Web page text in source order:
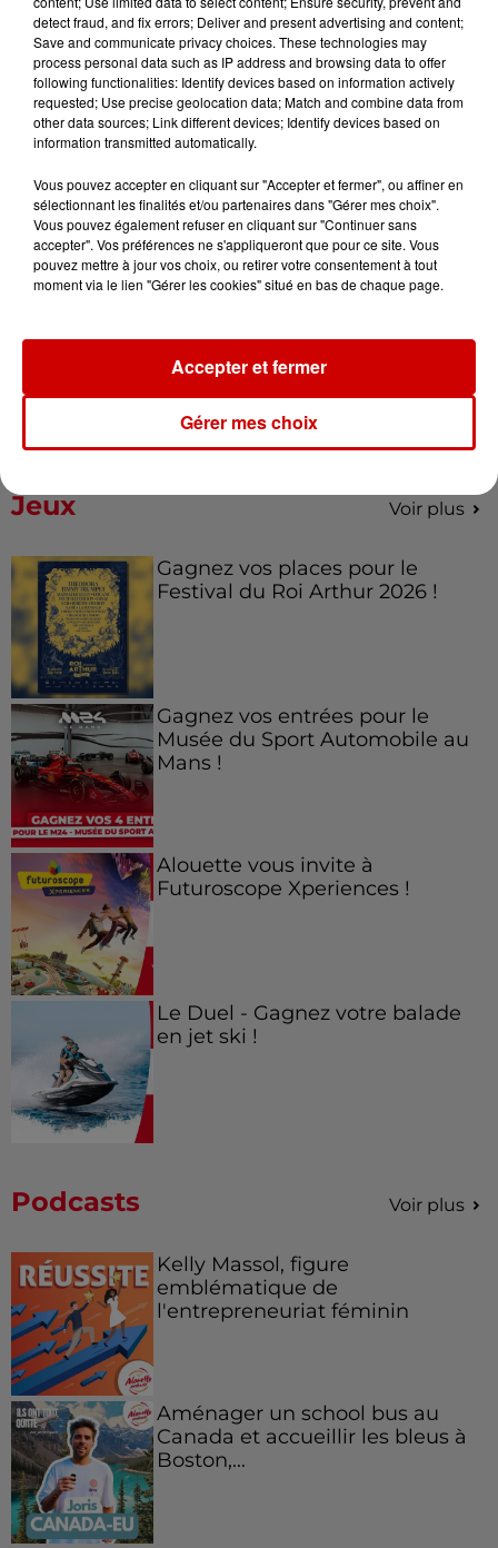
6 août 2026
Vendre un chiot en animalerie
peut coûter très cher
Invasion de physalies sur des
plages du Sud-Ouest
À LA UNE : affaire Manon
Relandeau, musée cambriolé et
Amel Bent en...
Jeux Voir plus
Gagnez vos places pour le
Festival du Roi Arthur 2026 !
Gagnez vos entrées pour le
Musée du Sport Automobile au
Mans !
Alouette vous invite à
Futuroscope Xperiences !
Le Duel - Gagnez votre balade
en jet ski !
Podcasts Voir plus
Kelly Massol, figure
emblématique de
l'entrepreneuriat féminin
Aménager un school bus au
Canada et accueillir les bleus à
Boston,...
detect fraud, and fix errors; Deliver and present advertising and content;
Save and communicate privacy choices. These technologies may
process personal data such as IP address and browsing data to offer
following functionalities: Identify devices based on information actively
requested; Use precise geolocation data; Match and combine data from
other data sources; Link different devices; Identify devices based on
information transmitted automatically.
Vous pouvez accepter en cliquant sur "Accepter et fermer", ou affiner en
sélectionnant les finalités et/ou partenaires dans "Gérer mes choix".
Vous pouvez également refuser en cliquant sur "Continuer sans
accepter". Vos préférences ne s'appliqueront que pour ce site. Vous
pouvez mettre à jour vos choix, ou retirer votre consentement à tout
moment via le lien "Gérer les cookies" situé en bas de chaque page.
Gérer mes choix
Accepter et fermer